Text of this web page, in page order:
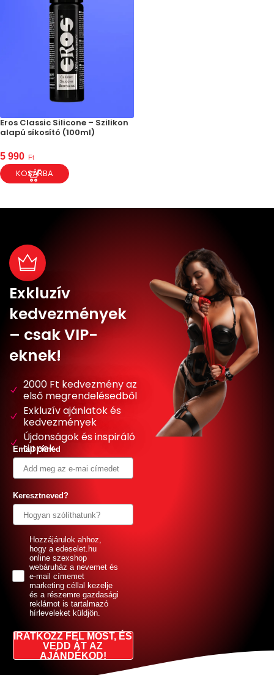
Eros Classic Silicone – Szilikon
alapú síkosító (100ml)
5 990 Ft
KOSÁRBA
Exkluzív
kedvezmények
– csak VIP-
eknek!
2000 Ft kedvezmény az
első megrendelésedből
Exkluzív ajánlatok és
kedvezmények
Újdonságok és inspiráló
tippek
Email címed
Keresztneved?
GDPRHozzájárulok ahhoz,
hogy a edeselet.hu
online szexshop
webáruház a nevemet és
e-mail címemet
marketing céllal kezelje
és a részemre gazdasági
reklámot is tartalmazó
hírleveleket küldjön.
IRATKOZZ FEL MOST, ÉS
VEDD ÁT AZ
AJÁNDÉKOD!